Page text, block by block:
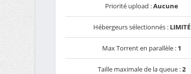
Priorité upload :Aucune
Hébergeurs sélectionnés : LIMITÉ
Max Torrent en parallèle : 1
Taille maximale de la queue :2